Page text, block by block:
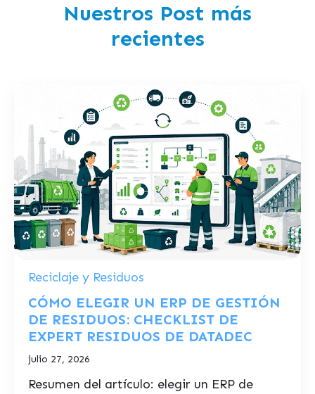
Nuestros Post más
recientes
Reciclaje y Residuos
CÓMO ELEGIR UN ERP DE GESTIÓN
DE RESIDUOS: CHECKLIST DE
EXPERT RESIDUOS DE DATADEC
julio 27, 2026
Resumen del artículo: elegir un ERP de